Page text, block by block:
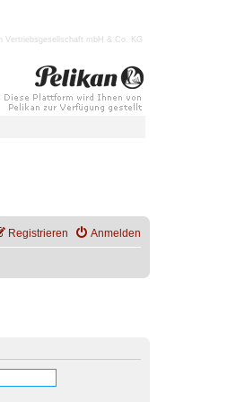
Vertriebsgesellschaft mbH & Co. KG
Anmelden
Registrieren